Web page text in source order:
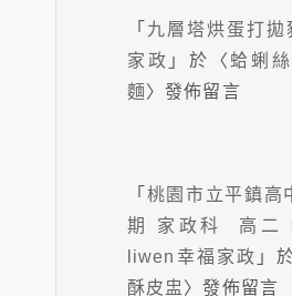
「 九層塔烘蛋打
家政 」於〈 蛤蜊
麵〉發佈留言
「 桃園市立平鎮高
期 家政科 高二
liwen幸福家政 」
酥皮盅 〉發佈留言